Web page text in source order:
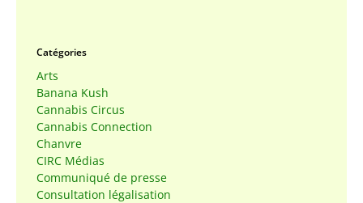
Catégories
Arts
Banana Kush
Cannabis Circus
Cannabis Connection
Chanvre
CIRC Médias
Communiqué de presse
Consultation légalisation